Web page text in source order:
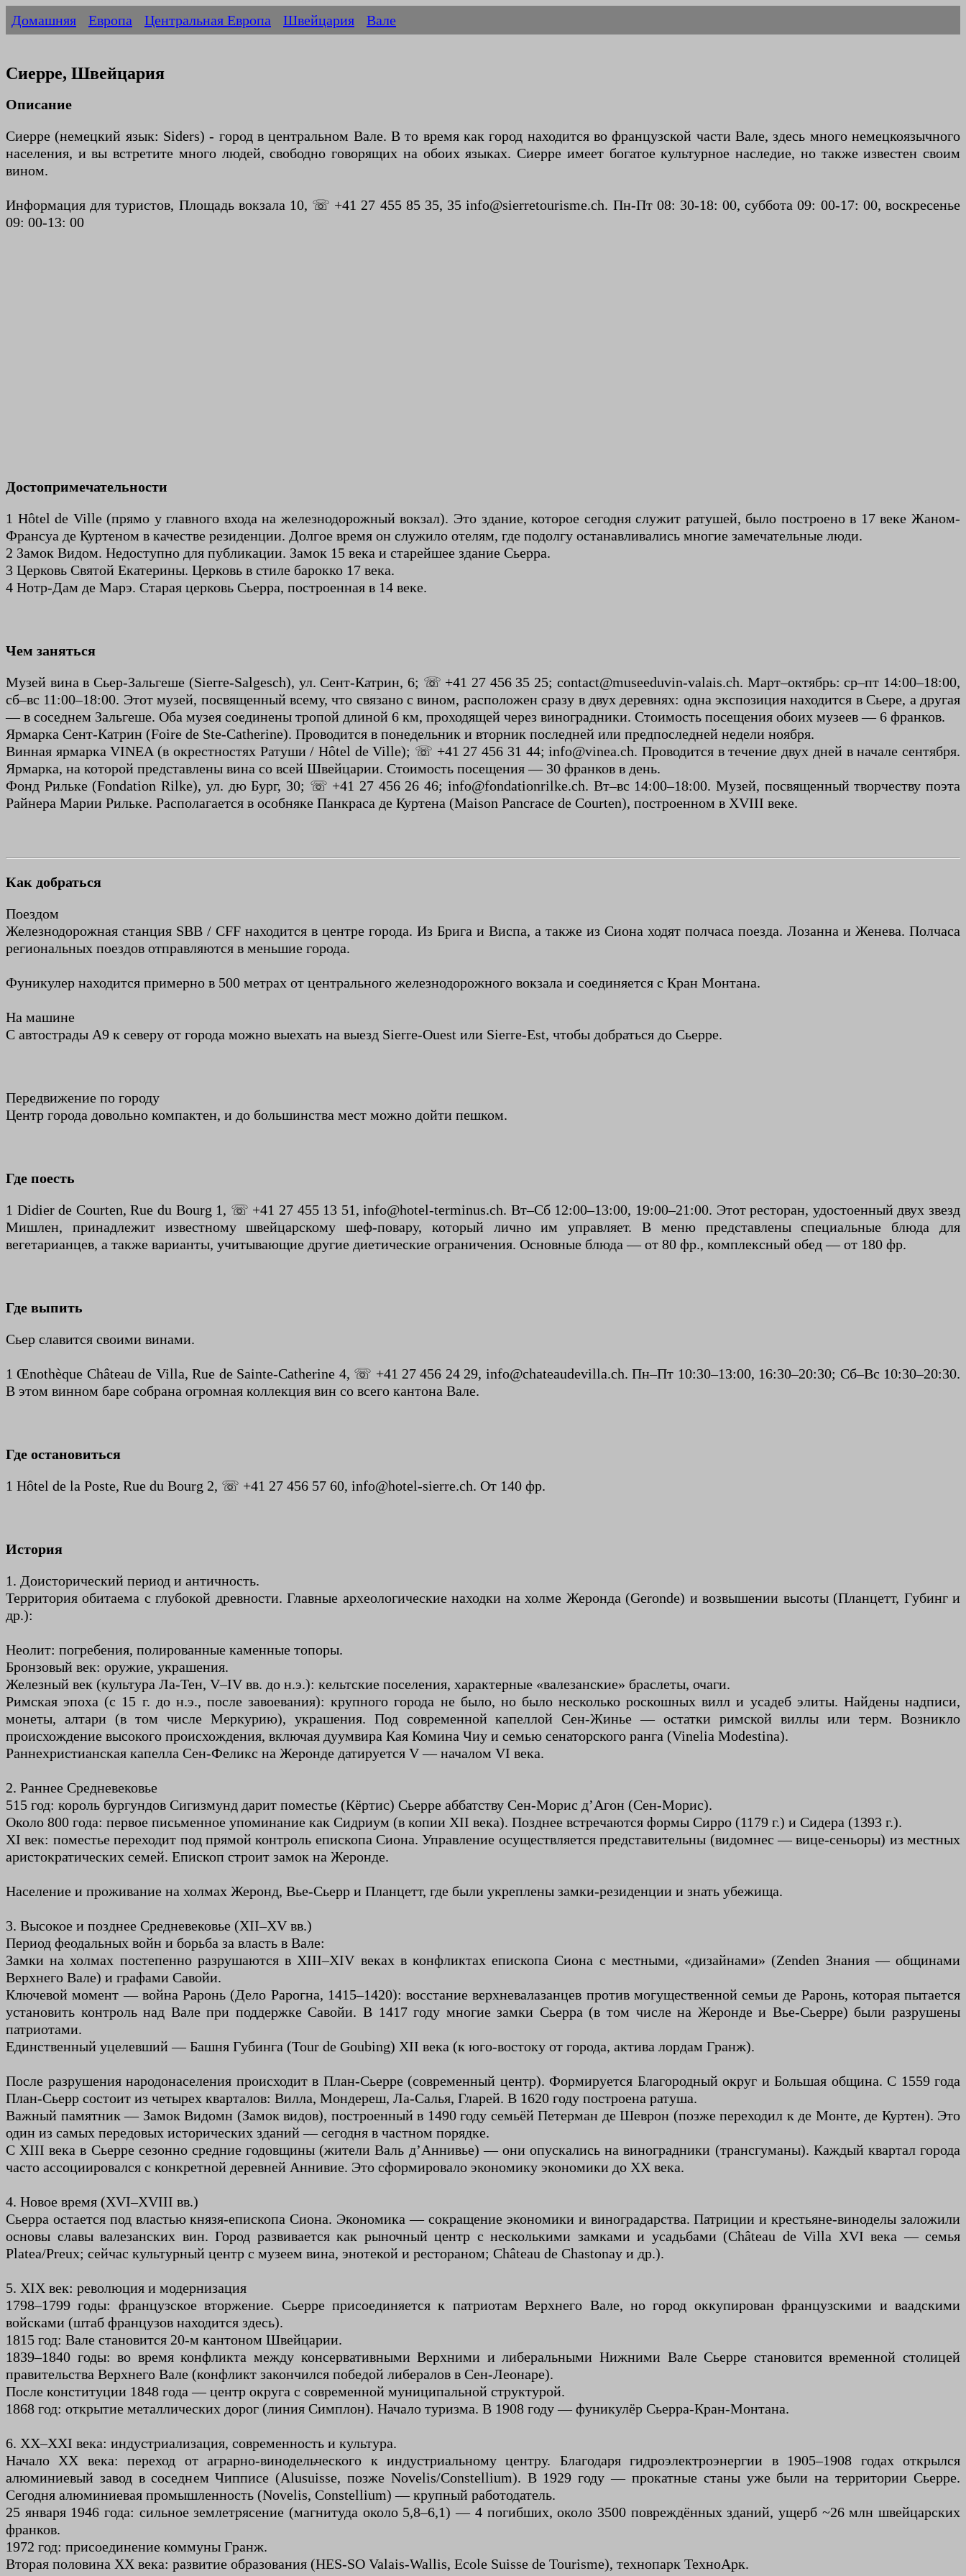
Домашняя Европа Центральная Европа Швейцария Вале
Сиерре, Швейцария
Описание
Сиерре (немецкий язык: Siders) - город в центральном Вале. В то время как город находится во французской части Вале, здесь много немецкоязычного
населения, и вы встретите много людей, свободно говорящих на обоих языках. Сиерре имеет богатое культурное наследие, но также известен своим
вином.
Информация для туристов, Площадь вокзала 10, ☏ +41 27 455 85 35, 35 info@sierretourisme.ch. Пн-Пт 08: 30-18: 00, суббота 09: 00-17: 00, воскресенье
09: 00-13: 00
Достопримечательности
1 Hôtel de Ville (прямо у главного входа на железнодорожный вокзал). Это здание, которое сегодня служит ратушей, было построено в 17 веке Жаном-
Франсуа де Куртеном в качестве резиденции. Долгое время он служило отелям, где подолгу останавливались многие замечательные люди.
2 Замок Видом. Недоступно для публикации. Замок 15 века и старейшее здание Сьерра.
3 Церковь Святой Екатерины. Церковь в стиле барокко 17 века.
4 Нотр-Дам де Марэ. Старая церковь Сьерра, построенная в 14 веке.
Чем заняться
Музей вина в Сьер-Зальгеше (Sierre-Salgesch), ул. Сент-Катрин, 6; ☏ +41 27 456 35 25; contact@museeduvin-valais.ch. Март–октябрь: ср–пт 14:00–18:00,
сб–вс 11:00–18:00. Этот музей, посвященный всему, что связано с вином, расположен сразу в двух деревнях: одна экспозиция находится в Сьере, а другая
— в соседнем Зальгеше. Оба музея соединены тропой длиной 6 км, проходящей через виноградники. Стоимость посещения обоих музеев — 6 франков.
Ярмарка Сент-Катрин (Foire de Ste-Catherine). Проводится в понедельник и вторник последней или предпоследней недели ноября.
Винная ярмарка VINEA (в окрестностях Ратуши / Hôtel de Ville); ☏ +41 27 456 31 44; info@vinea.ch. Проводится в течение двух дней в начале сентября.
Ярмарка, на которой представлены вина со всей Швейцарии. Стоимость посещения — 30 франков в день.
Фонд Рильке (Fondation Rilke), ул. дю Бург, 30; ☏ +41 27 456 26 46; info@fondationrilke.ch. Вт–вс 14:00–18:00. Музей, посвященный творчеству поэта
Райнера Марии Рильке. Располагается в особняке Панкраса де Куртена (Maison Pancrace de Courten), построенном в XVIII веке.
Как добраться
Поездом
Железнодорожная станция SBB / CFF находится в центре города. Из Брига и Виспа, а также из Сиона ходят полчаса поезда. Лозанна и Женева. Полчаса
региональных поездов отправляются в меньшие города.
Фуникулер находится примерно в 500 метрах от центрального железнодорожного вокзала и соединяется с Кран Монтана.
На машине
С автострады A9 к северу от города можно выехать на выезд Sierre-Ouest или Sierre-Est, чтобы добраться до Сьерре.
Передвижение по городу
Центр города довольно компактен, и до большинства мест можно дойти пешком.
Где поесть
1 Didier de Courten, Rue du Bourg 1, ☏ +41 27 455 13 51, info@hotel-terminus.ch. Вт–Сб 12:00–13:00, 19:00–21:00. Этот ресторан, удостоенный двух звезд
Мишлен, принадлежит известному швейцарскому шеф-повару, который лично им управляет. В меню представлены специальные блюда для
вегетарианцев, а также варианты, учитывающие другие диетические ограничения. Основные блюда — от 80 фр., комплексный обед — от 180 фр.
Где выпить
Сьер славится своими винами.
1 Œnothèque Château de Villa, Rue de Sainte-Catherine 4, ☏ +41 27 456 24 29, info@chateaudevilla.ch. Пн–Пт 10:30–13:00, 16:30–20:30; Сб–Вс 10:30–20:30.
В этом винном баре собрана огромная коллекция вин со всего кантона Вале.
Где остановиться
1 Hôtel de la Poste, Rue du Bourg 2, ☏ +41 27 456 57 60, info@hotel-sierre.ch. От 140 фр.
История
1. Доисторический период и античность.
Территория обитаема с глубокой древности. Главные археологические находки на холме Жеронда (Geronde) и возвышении высоты (Планцетт, Губинг и
др.):
Неолит: погребения, полированные каменные топоры.
Бронзовый век: оружие, украшения.
Железный век (культура Ла-Тен, V–IV вв. до н.э.): кельтские поселения, характерные «валезанские» браслеты, очаги.
Римская эпоха (с 15 г. до н.э., после завоевания): крупного города не было, но было несколько роскошных вилл и усадеб элиты. Найдены надписи,
монеты, алтари (в том числе Меркурию), украшения. Под современной капеллой Сен-Жинье — остатки римской виллы или терм. Возникло
происхождение высокого происхождения, включая дуумвира Кая Комина Чиу и семью сенаторского ранга (Vinelia Modestina).
Раннехристианская капелла Сен-Феликс на Жеронде датируется V — началом VI века.
2. Раннее Средневековье
515 год: король бургундов Сигизмунд дарит поместье (Кёртис) Сьерре аббатству Сен-Морис д’Агон (Сен-Морис).
Около 800 года: первое письменное упоминание как Сидриум (в копии XII века). Позднее встречаются формы Сирро (1179 г.) и Сидера (1393 г.).
XI век: поместье переходит под прямой контроль епископа Сиона. Управление осуществляется представительны (видомнес — вице-сеньоры) из местных
аристократических семей. Епископ строит замок на Жеронде.
Население и проживание на холмах Жеронд, Вье-Сьерр и Планцетт, где были укреплены замки-резиденции и знать убежища.
3. Высокое и позднее Средневековье (XII–XV вв.)
Период феодальных войн и борьба за власть в Вале:
Замки на холмах постепенно разрушаются в XIII–XIV веках в конфликтах епископа Сиона с местными, «дизайнами» (Zenden Знания — общинами
Верхнего Вале) и графами Савойи.
Ключевой момент — война Раронь (Дело Рарогна, 1415–1420): восстание верхневалазанцев против могущественной семьи де Раронь, которая пытается
установить контроль над Вале при поддержке Савойи. В 1417 году многие замки Сьерра (в том числе на Жеронде и Вье-Сьерре) были разрушены
патриотами.
Единственный уцелевший — Башня Губинга (Tour de Goubing) XII века (к юго-востоку от города, актива лордам Гранж).
После разрушения народонаселения происходит в План-Сьерре (современный центр). Формируется Благородный округ и Большая община. С 1559 года
План-Сьерр состоит из четырех кварталов: Вилла, Мондереш, Ла-Салья, Гларей. В 1620 году построена ратуша.
Важный памятник — Замок Видомн (Замок видов), построенный в 1490 году семьёй Петерман де Шеврон (позже переходил к де Монте, де Куртен). Это
один из самых передовых исторических зданий — сегодня в частном порядке.
С XIII века в Сьерре сезонно средние годовщины (жители Валь д’Аннивье) — они опускались на виноградники (трансгуманы). Каждый квартал города
часто ассоциировался с конкретной деревней Аннивие. Это сформировало экономику экономики до XX века.
4. Новое время (XVI–XVIII вв.)
Сьерра остается под властью князя-епископа Сиона. Экономика — сокращение экономики и виноградарства. Патриции и крестьяне-виноделы заложили
основы славы валезанских вин. Город развивается как рыночный центр с несколькими замками и усадьбами (Château de Villa XVI века — семья
Platea/Preux; сейчас культурный центр с музеем вина, энотекой и рестораном; Château de Chastonay и др.).
5. XIX век: революция и модернизация
1798–1799 годы: французское вторжение. Сьерре присоединяется к патриотам Верхнего Вале, но город оккупирован французскими и ваадскими
войсками (штаб французов находится здесь).
1815 год: Вале становится 20-м кантоном Швейцарии.
1839–1840 годы: во время конфликта между консервативными Верхними и либеральными Нижними Вале Сьерре становится временной столицей
правительства Верхнего Вале (конфликт закончился победой либералов в Сен-Леонаре).
После конституции 1848 года — центр округа с современной муниципальной структурой.
1868 год: открытие металлических дорог (линия Симплон). Начало туризма. В 1908 году — фуникулёр Сьерра-Кран-Монтана.
6. XX–XXI века: индустриализация, современность и культура.
Начало XX века: переход от аграрно-винодельческого к индустриальному центру. Благодаря гидроэлектроэнергии в 1905–1908 годах открылся
алюминиевый завод в соседнем Чипписе (Alusuisse, позже Novelis/Constellium). В 1929 году — прокатные станы уже были на территории Сьерре.
Сегодня алюминиевая промышленность (Novelis, Constellium) — крупный работодатель.
25 января 1946 года: сильное землетрясение (магнитуда около 5,8–6,1) — 4 погибших, около 3500 повреждённых зданий, ущерб ~26 млн швейцарских
франков.
1972 год: присоединение коммуны Гранж.
Вторая половина XX века: развитие образования (HES-SO Valais-Wallis, Ecole Suisse de Tourisme), технопарк ТехноАрк.